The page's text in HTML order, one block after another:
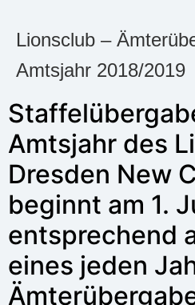
Lionsclub –
Amtsjahr 2018/2019
Amtsjahr des
Dresden New
beginnt am 1.
entsprechend
eines jeden